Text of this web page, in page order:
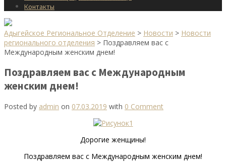
Контакты
Адыгейское Региональное Отделение > Новости > Новости
регионального отделения > Поздравляем вас с
Международным женским днем!
Поздравляем вас с Международным
женским днем!
Posted by admin on 07.03.2019 with 0 Comment
Дорогие женщины!
Поздравляем вас с Международным женским днем!